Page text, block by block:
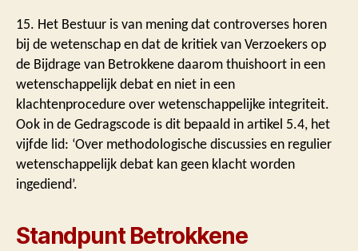
15. Het Bestuur is van mening dat controverses horen
bij de wetenschap en dat de kritiek van Verzoekers op
de Bijdrage van Betrokkene daarom thuishoort in een
wetenschappelijk debat en niet in een
klachtenprocedure over wetenschappelijke integriteit.
Ook in de Gedragscode is dit bepaald in artikel 5.4, het
vijfde lid: ‘Over methodologische discussies en regulier
wetenschappelijk debat kan geen klacht worden
ingediend’.
Standpunt Betrokkene